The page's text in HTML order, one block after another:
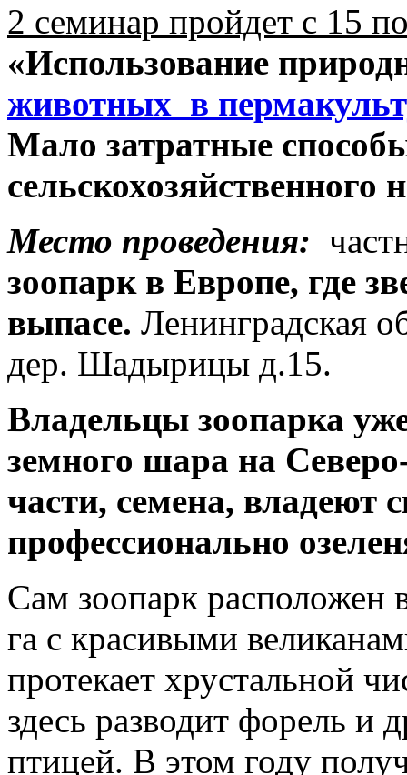
2 семинар пройдет с 15
«Использование
животных в
Мало затратные
сельскохозяйственного
Место проведения:
зоопарк в Европе, где
выпасе. Ленинградская
дер. Шадырицы д.15.
Владельцы зоопарка
земного шара на
части, семена, владеют
профессионально
Сам зоопарк расположен
га с красивыми
протекает хрустальной
здесь разводит форель и
птицей. В этом году